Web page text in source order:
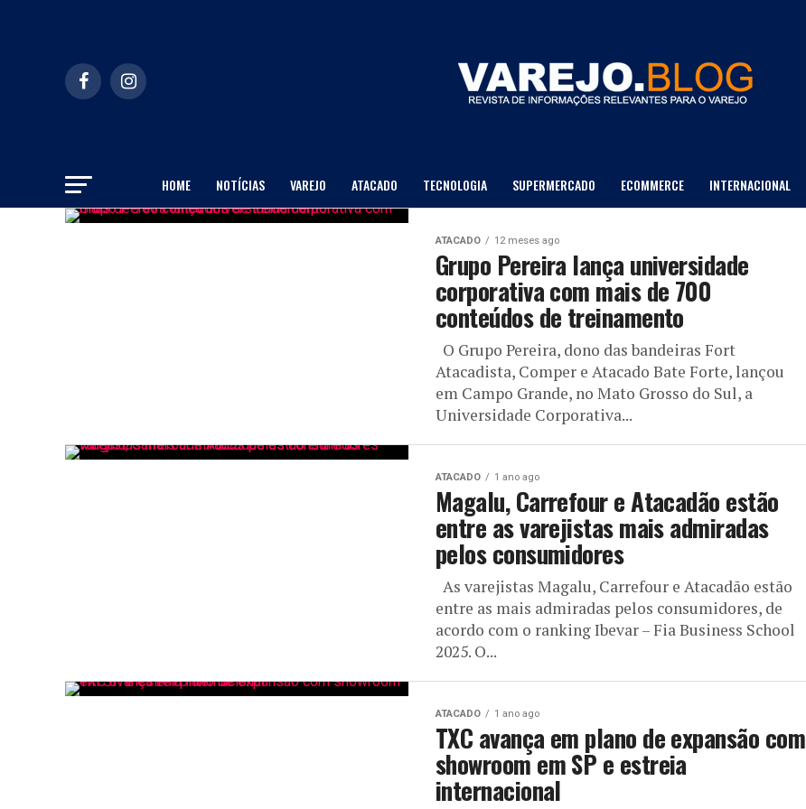
HOME NOTÍCIAS VAREJO ATACADO TECNOLOGIA SUPERMERCADO ECOMMERCE INTERNACIONAL
ATACADO 12 meses ago
Grupo Pereira lança universidade
corporativa com mais de 700
conteúdos de treinamento
O Grupo Pereira, dono das bandeiras Fort
Atacadista, Comper e Atacado Bate Forte, lançou
em Campo Grande, no Mato Grosso do Sul, a
Universidade Corporativa...
ATACADO 1 ano ago
Magalu, Carrefour e Atacadão estão
entre as varejistas mais admiradas
pelos consumidores
As varejistas Magalu, Carrefour e Atacadão estão
entre as mais admiradas pelos consumidores, de
acordo com o ranking Ibevar – Fia Business School
2025. O...
ATACADO 1 ano ago
TXC avança em plano de expansão com
showroom em SP e estreia
internacional